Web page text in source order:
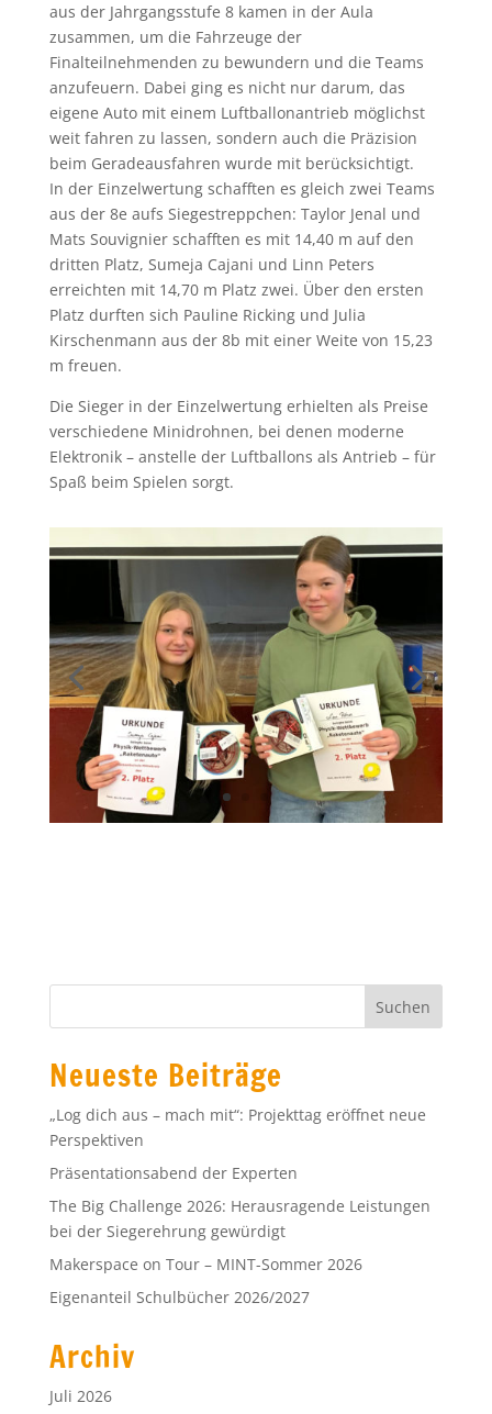
aus der Jahrgangsstufe 8 kamen in der Aula
zusammen, um die Fahrzeuge der
Finalteilnehmenden zu bewundern und die Teams
anzufeuern. Dabei ging es nicht nur darum, das
eigene Auto mit einem Luftballonantrieb möglichst
weit fahren zu lassen, sondern auch die Präzision
beim Geradeausfahren wurde mit berücksichtigt.
In der Einzelwertung schafften es gleich zwei Teams
aus der 8e aufs Siegestreppchen: Taylor Jenal und
Mats Souvignier schafften es mit 14,40 m auf den
dritten Platz, Sumeja Cajani und Linn Peters
erreichten mit 14,70 m Platz zwei. Über den ersten
Platz durften sich Pauline Ricking und Julia
Kirschenmann aus der 8b mit einer Weite von 15,23
m freuen.
Die Sieger in der Einzelwertung erhielten als Preise
verschiedene Minidrohnen, bei denen moderne
Elektronik – anstelle der Luftballons als Antrieb – für
Spaß beim Spielen sorgt.
Neueste Beiträge
„Log dich aus – mach mit“: Projekttag eröffnet neue
Perspektiven
Präsentationsabend der Experten
The Big Challenge 2026: Herausragende Leistungen
bei der Siegerehrung gewürdigt
Makerspace on Tour – MINT-Sommer 2026
Eigenanteil Schulbücher 2026/2027
Archiv
Juli 2026